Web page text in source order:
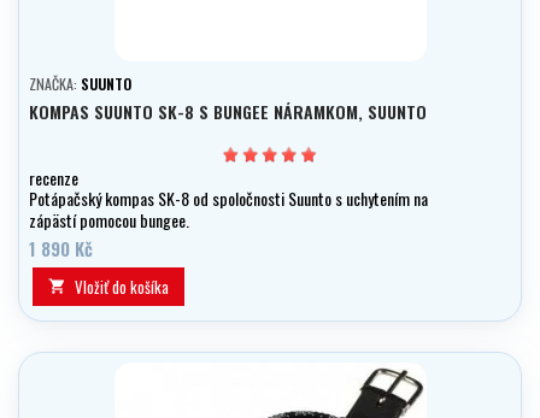
ZNAČKA: SUUNTO
KOMPAS SUUNTO SK-8 S BUNGEE NÁRAMKOM, SUUNTO
recenze
Potápačský kompas SK-8 od spoločnosti Suunto s uchytením na
zápästí pomocou bungee.
1 890 Kč
 Vložiť do košíka